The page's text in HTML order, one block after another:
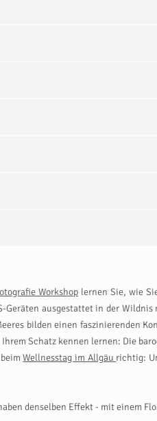
Workshop lernen Sie, wie
Geräten ausgestattet in der
bilden einen faszinierenden
Schatz kennen lernen: Die
beimWellnesstag im Allgäu richtig:
denselben Effekt - mit einem